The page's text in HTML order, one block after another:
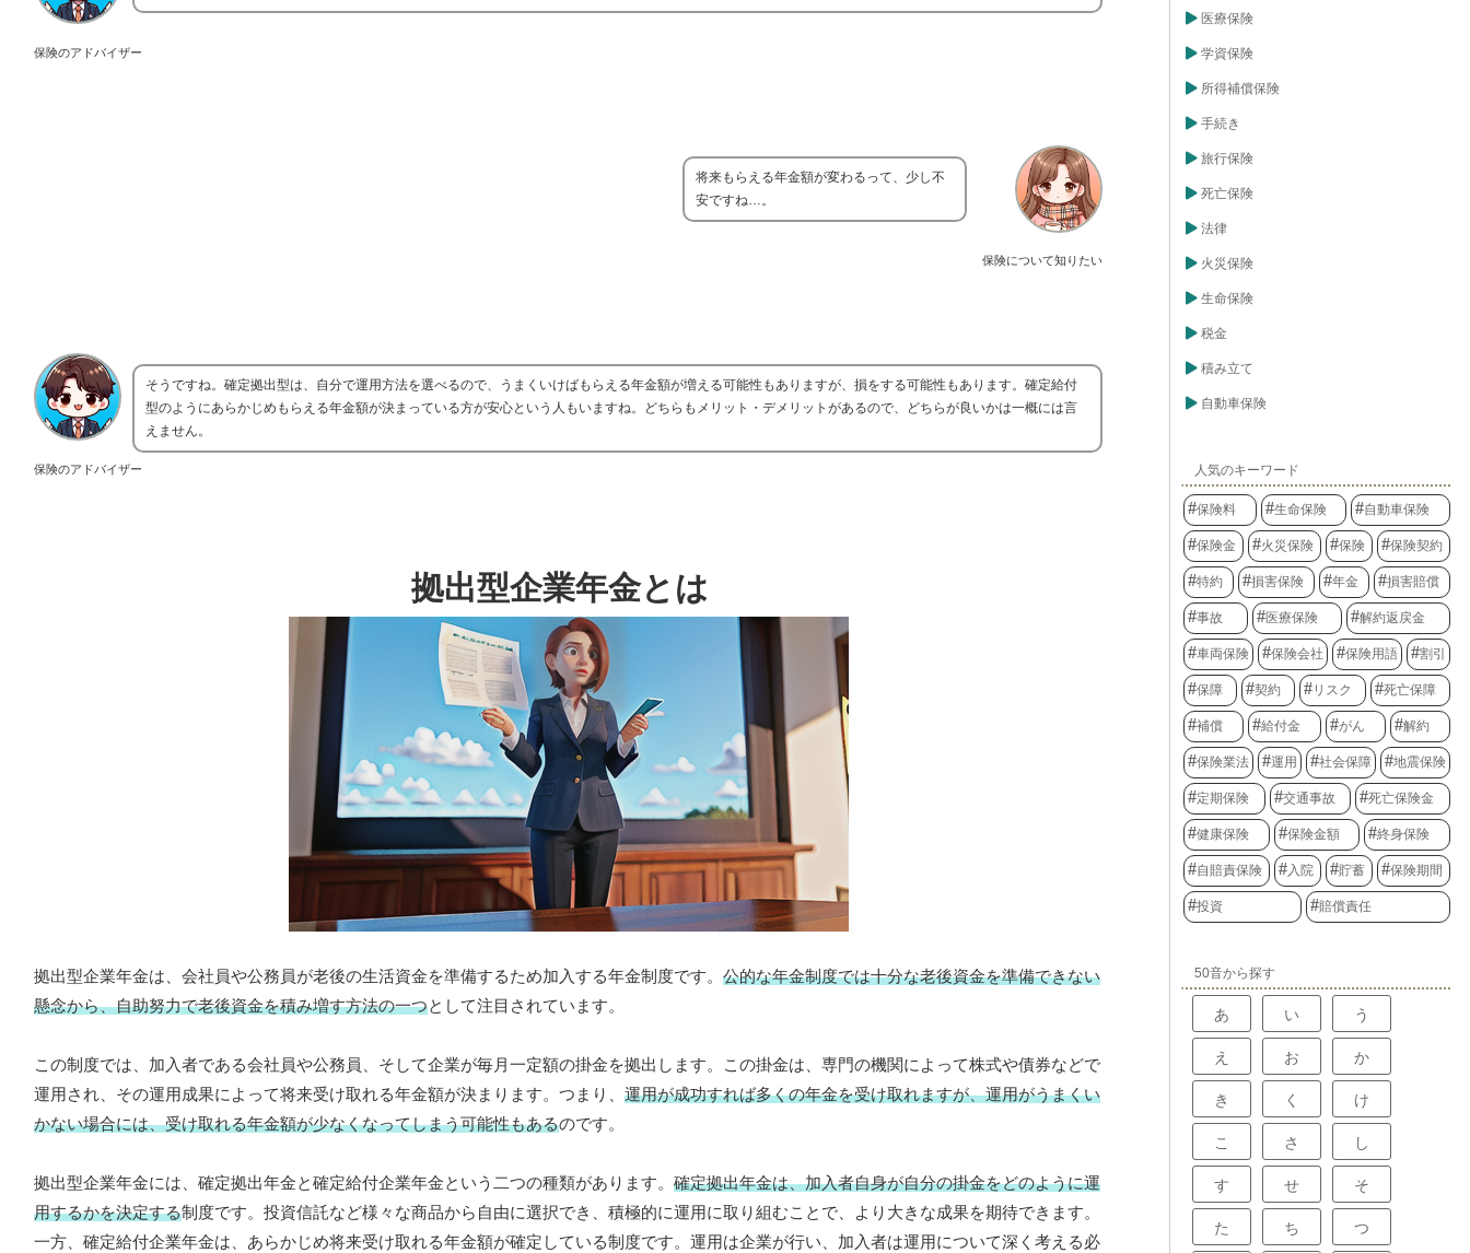
保険のアドバイザー
保険について知りたい
将来もらえる年金額が変わるって、少し不
安ですね…。
保険のアドバイザー
そうですね。確定拠出型は、自分で運用方法を選べるので、うまくいけばもらえる年金額が増える可能性もありますが、損をする可能性もあります。確定給付
型のようにあらかじめもらえる年金額が決まっている方が安心という人もいますね。どちらもメリット・デメリットがあるので、どちらが良いかは一概には言
えません。
拠出型企業年金とは
拠出型企業年金は、会社員や公務員が老後の生活資金を準備するため加入する年金制度です。 公的な年金制度では十分な老後資金を準備できない
懸念から、自助努力で老後資金を積み増す方法の一つとして注目されています。
この制度では、加入者である会社員や公務員、そして企業が毎月一定額の掛金を拠出します。この掛金は、専門の機関によって株式や債券などで
運用され、その運用成果によって将来受け取れる年金額が決まります。つまり、 運用が成功すれば多くの年金を受け取れますが、運用がうまくい
かない場合には、受け取れる年金額が少なくなってしまう可能性もあるのです。
拠出型企業年金には、確定拠出年金と確定給付企業年金という二つの種類があります。 確定拠出年金は、加入者自身が自分の掛金をどのように運
用するかを決定する制度です。投資信託など様々な商品から自由に選択でき、積極的に運用に取り組むことで、より大きな成果を期待できます。
一方、確定給付企業年金は、あらかじめ将来受け取れる年金額が確定している制度です。運用は企業が行い、加入者は運用について深く考える必
医療保険
学資保険
所得補償保険
手続き
旅行保険
死亡保険
法律
火災保険
生命保険
税金
積み立て
自動車保険
人気のキーワード
保険料 生命保険 自動車保険
保険金 火災保険 保険 保険契約
特約 損害保険 年金 損害賠償
事故 医療保険 解約返戻金
車両保険 保険会社 保険用語 割引
保障 契約 リスク 死亡保障
補償 給付金 がん 解約
保険業法 運用 社会保障 地震保険
定期保険 交通事故 死亡保険金
健康保険 保険金額 終身保険
自賠責保険 入院 貯蓄 保険期間
投資 賠償責任
50音から探す
あ い う
え お か
き く け
こ さ し
す せ そ
た ち つ